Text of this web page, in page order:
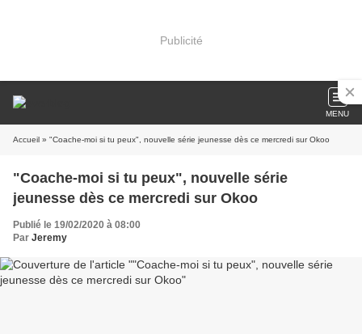
Publicité
MENU
Accueil » "Coache-moi si tu peux", nouvelle série jeunesse dès ce mercredi sur Okoo
"Coache-moi si tu peux", nouvelle série
jeunesse dès ce mercredi sur Okoo
Publié le 19/02/2020 à 08:00
Par Jeremy